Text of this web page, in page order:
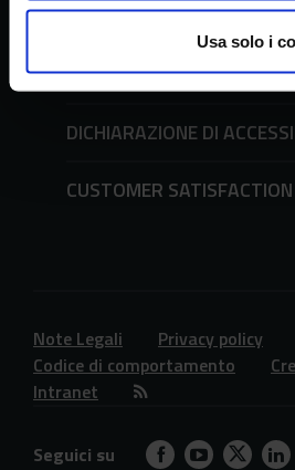
Usa solo i
UFFICIO STAMPA
AMMINISTRAZIONE
DICHIARAZIONE DI
CUSTOMER SATISFACTION
Note Legali Privacy policy
Codice di comportamento
Intranet
Seguici su